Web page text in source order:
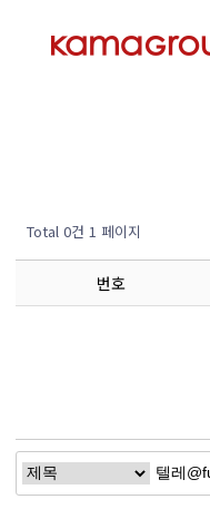
Total 0건 1 페이지
번호